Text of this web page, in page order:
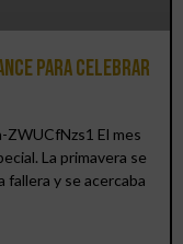
para celebrar
El mes
La primavera se
fallera y se acercaba